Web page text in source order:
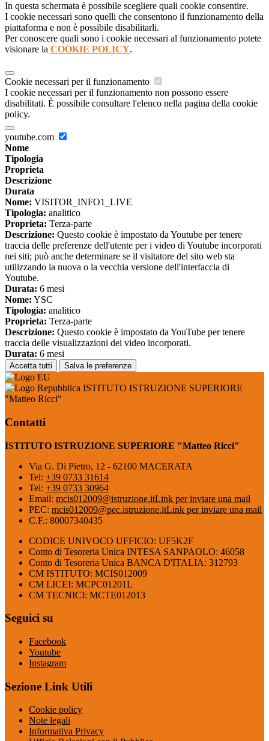
In questa schermata è possibile scegliere quali cookie consentire.
I cookie necessari sono quelli che consentono il funzionamento della
piattaforma e non è possibile disabilitarli.
Per conoscere quali sono i cookie necessari al funzionamento potete
visionare la COOKIE POLICY.
Cookie necessari per il funzionamento
I cookie necessari per il funzionamento non possono essere
disabilitati. È possibile consultare l'elenco nella pagina della cookie
policy.
youtube.com
Nome
Tipologia
Proprieta
Descrizione
Durata
Nome: VISITOR_INFO1_LIVE
Tipologia: analitico
Proprieta: Terza-parte
Descrizione: Questo cookie è impostato da Youtube per tenere
traccia delle preferenze dell'utente per i video di Youtube incorporati
nei siti; può anche determinare se il visitatore del sito web sta
utilizzando la nuova o la vecchia versione dell'interfaccia di
Youtube.
Durata: 6 mesi
Nome: YSC
Tipologia: analitico
Proprieta: Terza-parte
Descrizione: Questo cookie è impostato da YouTube per tenere
traccia delle visualizzazioni dei video incorporati.
Durata: 6 mesi
Accetta tutti Salva le preferenze
ISTITUTO ISTRUZIONE SUPERIORE
"Matteo Ricci"
Contatti
ISTITUTO ISTRUZIONE SUPERIORE "Matteo Ricci"
Via G. Di Pietro, 12 - 62100 MACERATA
Tel: +39 0733 31614
Tel: +39 0733 30964
Email: mcis012009@istruzione.itLink per inviare una mail
PEC: mcis012009@pec.istruzione.itLink per inviare una mail
C.F.: 80007340435
CODICE UNIVOCO UFFICIO: UF5K2F
Conto di Tesoreria Unica INTESA SANPAOLO: 46058
Conto di Tesoreria Unica BANCA D'ITALIA: 312793
CM ISTITUTO: MCIS012009
CM LICEI: MCPC01201L
CM TECNICI: MCTE012013
Seguici su
Facebook
Youtube
Instagram
Sezione Link Utili
Cookie policy
Note legali
Informativa Privacy